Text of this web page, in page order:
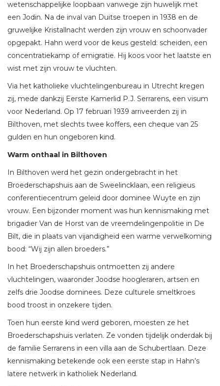
wetenschappelijke loopbaan vanwege zijn huwelijk met
een Jodin. Na de inval van Duitse troepen in 1938 en de
gruwelijke Kristallnacht werden zijn vrouw en schoonvader
opgepakt. Hahn werd voor de keus gesteld: scheiden, een
concentratiekamp of emigratie. Hij koos voor het laatste en
wist met zijn vrouw te vluchten.
Via het katholieke vluchtelingenbureau in Utrecht kregen
zij, mede dankzij Eerste Kamerlid P.J. Serrarens, een visum
voor Nederland. Op 17 februari 1939 arriveerden zij in
Bilthoven, met slechts twee koffers, een cheque van 25
gulden en hun ongeboren kind.
Warm onthaal in Bilthoven
In Bilthoven werd het gezin ondergebracht in het
Broederschapshuis aan de Sweelincklaan, een religieus
conferentiecentrum geleid door dominee Wuyte en zijn
vrouw. Een bijzonder moment was hun kennismaking met
brigadier Van de Horst van de vreemdelingenpolitie in De
Bilt, die in plaats van vijandigheid een warme verwelkoming
bood: “Wij zijn allen broeders.”
In het Broederschapshuis ontmoetten zij andere
vluchtelingen, waaronder Joodse hoogleraren, artsen en
zelfs drie Joodse dominees. Deze culturele smeltkroes
bood troost in onzekere tijden.
Toen hun eerste kind werd geboren, moesten ze het
Broederschapshuis verlaten. Ze vonden tijdelijk onderdak bij
de familie Serrarens in een villa aan de Schubertlaan. Deze
kennismaking betekende ook een eerste stap in Hahn’s
latere netwerk in katholiek Nederland.